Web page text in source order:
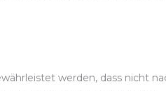
werden, dass nicht